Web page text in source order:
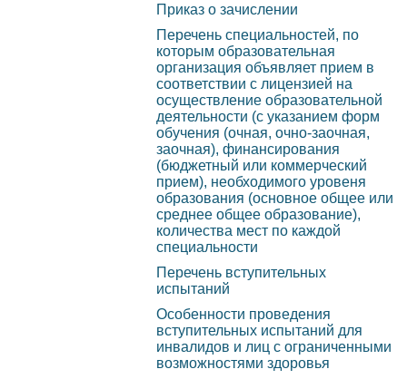
стандарты и требования
Руководство.
Педагогический состав
Материально-техническое
обеспечение и
оснащенность
образовательного
процесса
Стипендии и иные виды
материальной поддержки
Платные образовательные
услуги
по
форм
Приказ о зачислении
Перечень специальностей, по
которым образовательная
организация объявляет прием в
соответствии с лицензией на
осуществление образовательной
деятельности (с указанием форм
обучения (очная, очно-заочная,
заочная), финансирования
(бюджетный или коммерческий
прием), необходимого уровеня
образования (основное общее или
среднее общее образование),
количества мест по каждой
специальности
Перечень вступительных
испытаний
Особенности проведения
вступительных испытаний для
инвалидов и лиц с ограниченными
возможностями здоровья